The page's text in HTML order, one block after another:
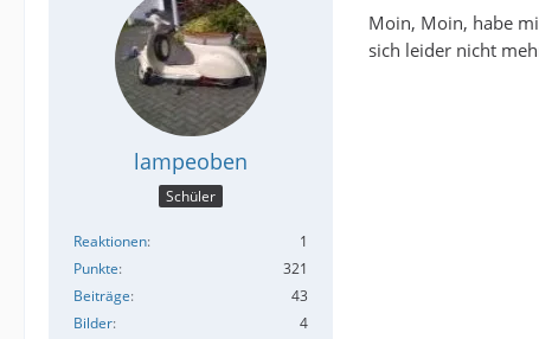
lampeoben
Schüler
Reaktionen
1
Punkte
321
Beiträge
43
Bilder
4
Moin, Moin, habe
sich leider nicht